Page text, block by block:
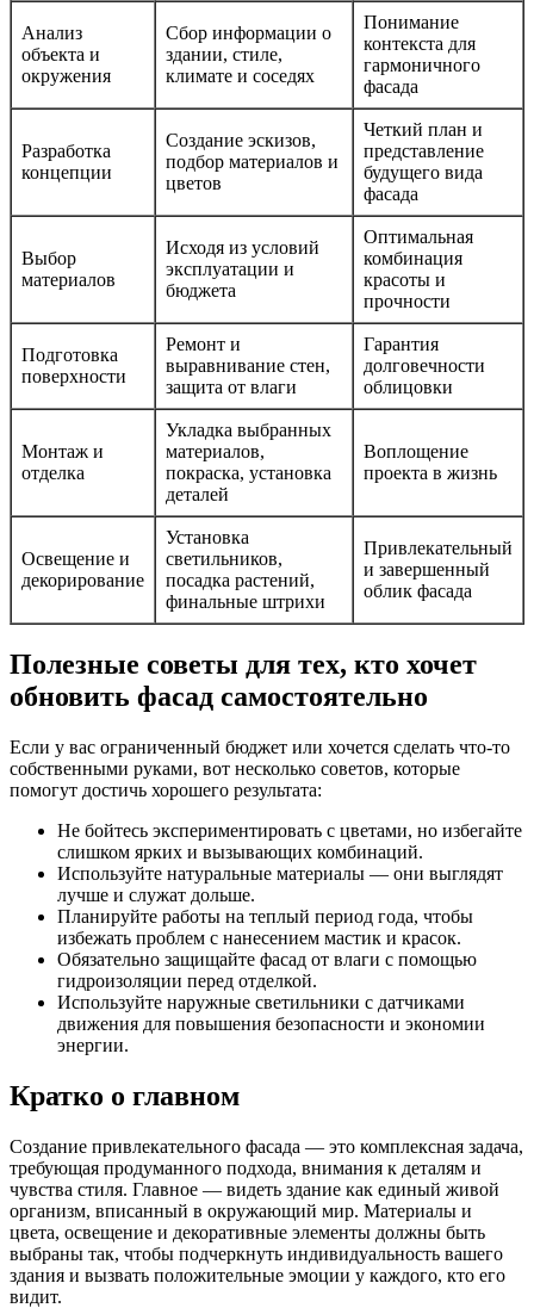
Анализ
объекта и
окружения
Сбор информации о
здании, стиле,
климате и соседях
Понимание
контекста для
гармоничного
фасада
Разработка
концепции
Создание эскизов,
подбор материалов и
цветов
Четкий план и
представление
будущего вида
фасада
Выбор
материалов
Исходя из условий
эксплуатации и
бюджета
Оптимальная
комбинация
красоты и
прочности
Подготовка
поверхности
Ремонт и
выравнивание стен,
защита от влаги
Гарантия
долговечности
облицовки
Монтаж и
отделка
Укладка выбранных
материалов,
покраска, установка
деталей
Воплощение
проекта в жизнь
Освещение и
декорирование
Установка
светильников,
посадка растений,
финальные штрихи
Привлекательный
и завершенный
облик фасада
Полезные советы для тех, кто хочет
обновить фасад самостоятельно
Если у вас ограниченный бюджет или хочется сделать что-то
собственными руками, вот несколько советов, которые
помогут достичь хорошего результата:
Не бойтесь экспериментировать с цветами, но избегайте
слишком ярких и вызывающих комбинаций.
Используйте натуральные материалы — они выглядят
лучше и служат дольше.
Планируйте работы на теплый период года, чтобы
избежать проблем с нанесением мастик и красок.
Обязательно защищайте фасад от влаги с помощью
гидроизоляции перед отделкой.
Используйте наружные светильники с датчиками
движения для повышения безопасности и экономии
энергии.
Кратко о главном
Создание привлекательного фасада — это комплексная задача,
требующая продуманного подхода, внимания к деталям и
чувства стиля. Главное — видеть здание как единый живой
организм, вписанный в окружающий мир. Материалы и
цвета, освещение и декоративные элементы должны быть
выбраны так, чтобы подчеркнуть индивидуальность вашего
здания и вызвать положительные эмоции у каждого, кто его
видит.